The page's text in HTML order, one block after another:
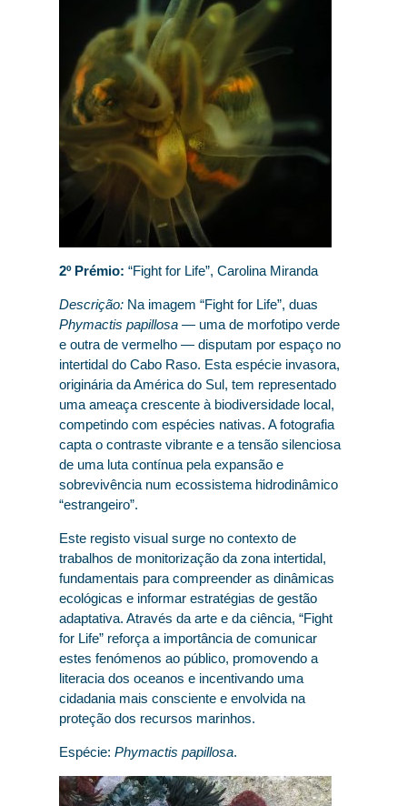
2º Prémio: “Fight for Life”, Carolina Miranda
Descrição: Na imagem “Fight for Life”, duas
Phymactis papillosa — uma de morfotipo verde
e outra de vermelho — disputam por espaço no
intertidal do Cabo Raso. Esta espécie invasora,
originária da América do Sul, tem representado
uma ameaça crescente à biodiversidade local,
competindo com espécies nativas. A fotografia
capta o contraste vibrante e a tensão silenciosa
de uma luta contínua pela expansão e
sobrevivência num ecossistema hidrodinâmico
“estrangeiro”.
Este registo visual surge no contexto de
trabalhos de monitorização da zona intertidal,
fundamentais para compreender as dinâmicas
ecológicas e informar estratégias de gestão
adaptativa. Através da arte e da ciência, “Fight
for Life” reforça a importância de comunicar
estes fenómenos ao público, promovendo a
literacia dos oceanos e incentivando uma
cidadania mais consciente e envolvida na
proteção dos recursos marinhos.
Espécie: Phymactis papillosa.